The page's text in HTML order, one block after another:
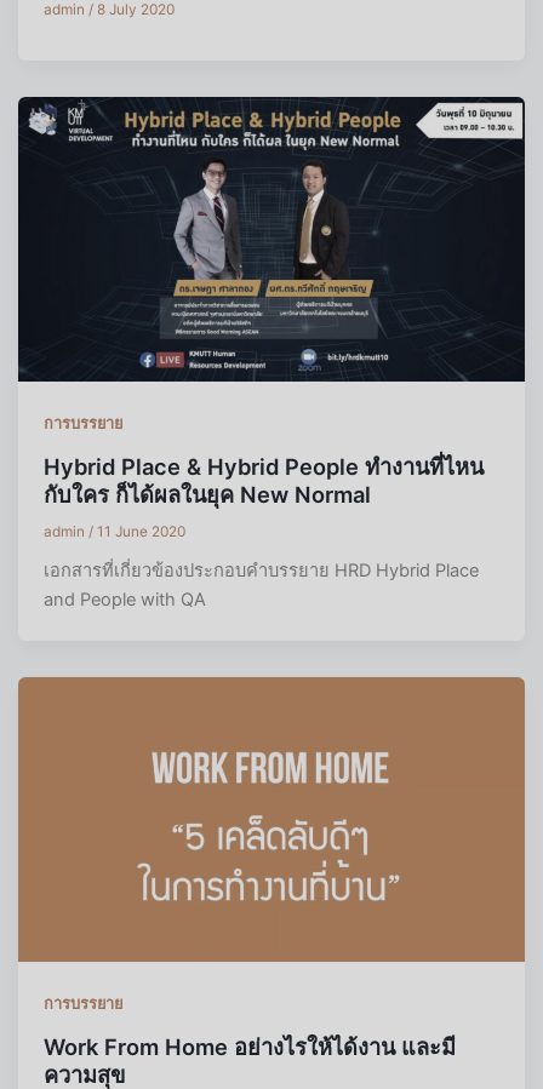
admin /8 July 2020
การบรรยาย
Hybrid Place & Hybrid People ทำงานที่ไหน
กับใคร ก็ได้ผลในยุค New Normal
admin /11 June 2020
เอกสารที่เกี่ยวข้องประกอบคำบรรยาย HRD Hybrid Place
and People with QA
การบรรยาย
Work From Home อย่างไรให้ได้งาน และมี
ความสุข